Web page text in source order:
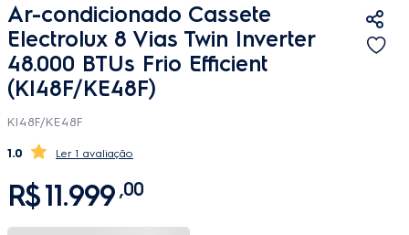
Ar-condicionado Cassete
Electrolux 8 Vias Twin Inverter
48.000 BTUs Frio Efficient
(KI48F/KE48F)
KI48F/KE48F
1.0 1 avaliação
R$11.999 ,00